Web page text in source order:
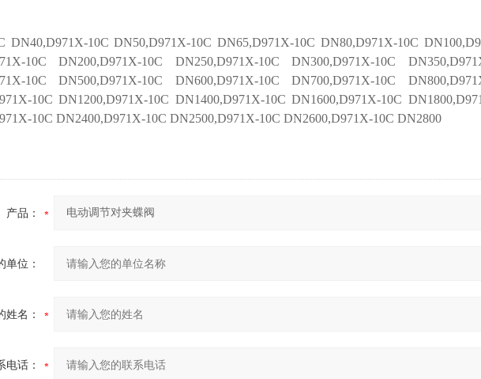
DN40,D971X-10C DN50,D971X-10C DN65,D971X-10C DN80,D971X-10C
10C DN200,D971X-10C DN250,D971X-10C DN300,D971X-10C
10C DN500,D971X-10C DN600,D971X-10CDN700,D971X-10C
10C DN1200,D971X-10C DN1400,D971X-10C DN1600,D971X-10C
10C DN2400,D971X-10C DN2500,D971X-10C DN2600,D971X-10C DN2800
产品：
单位：
姓名：
电话：